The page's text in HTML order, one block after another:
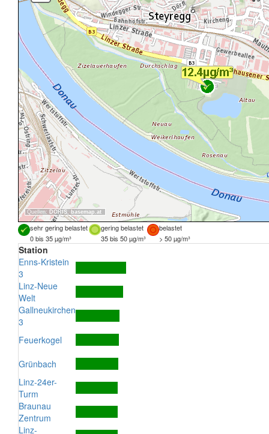
Quellen: DORIS, basemap.at
sehr gering belastet gering belastet
belastet
0 bis 35 µg/m³
35 bis 50 µg/m³ > 50 µg/m³
Station
Enns-Kristein
3
Linz-Neue
Welt
Gallneukirchen
3
Feuerkogel
Grünbach
Linz-24er-
Turm
Braunau
Zentrum
Linz-